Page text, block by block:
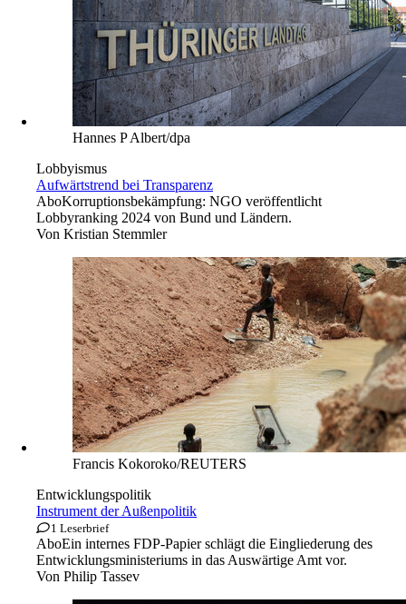
Hannes P Albert/dpa
Lobbyismus
Aufwärtstrend bei Transparenz
AboKorruptionsbekämpfung: NGO veröffentlicht
Lobbyranking 2024 von Bund und Ländern.
Von Kristian Stemmler
Francis Kokoroko/REUTERS
Entwicklungspolitik
Instrument der Außenpolitik
1 Leserbrief
AboEin internes FDP-Papier schlägt die Eingliederung des
Entwicklungsministeriums in das Auswärtige Amt vor.
Von Philip Tassev